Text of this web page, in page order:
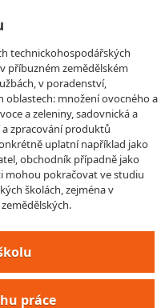
technickohospodářských
příbuzném zemědělském
v poradenství,
oblastech: množení ovocného a
a zeleniny, sadovnická a
zpracování produktů
uplatní například jako
obchodník případně jako
mohou pokračovat ve studiu
školách, zejména v
práce